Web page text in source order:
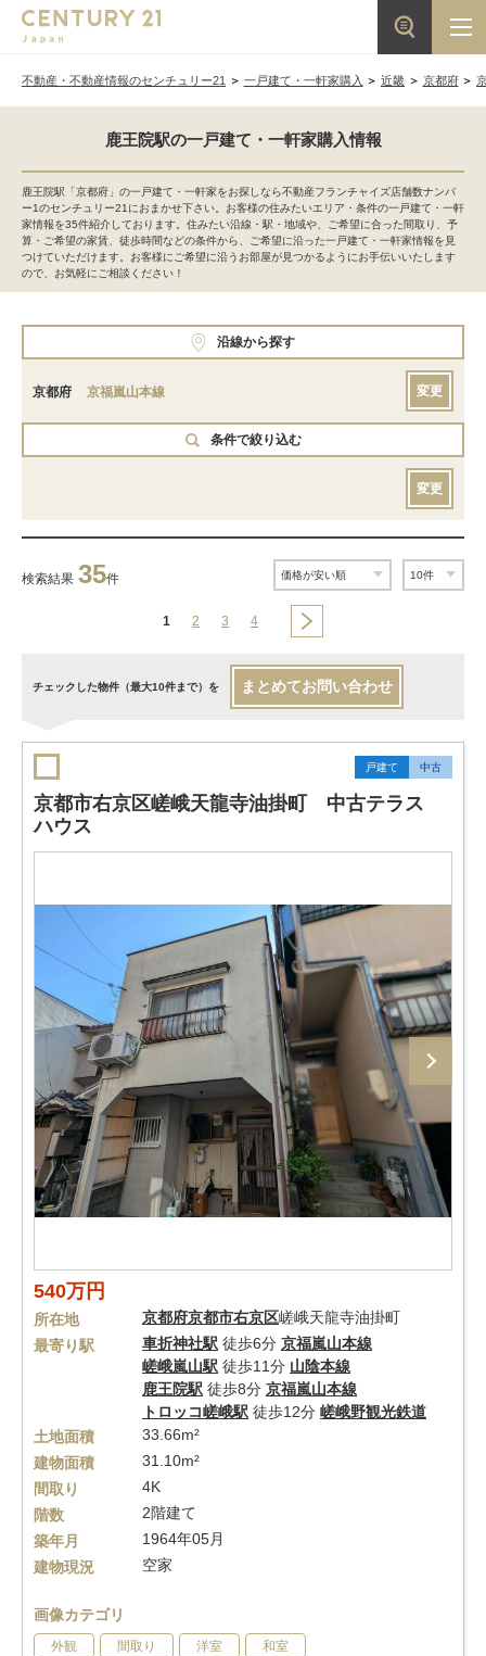
不動産・不動産情報のセンチュリー21 一戸建て・一軒家購入 近畿 京都府
鹿王院駅の一戸建て・一軒家購入情報
鹿王院駅「京都府」の一戸建て・一軒家をお探しなら不動産フランチャイズ店舗数ナンバ
ー1のセンチュリー21におまかせ下さい。お客様の住みたいエリア・条件の一戸建て・一軒
家情報を35件紹介しております。住みたい沿線・駅・地域や、ご希望に合った間取り、予
算・ご希望の家賃、徒歩時間などの条件から、ご希望に沿った一戸建て・一軒家情報を見
つけていただけます。お客様にご希望に沿うお部屋が見つかるようにお手伝いいたします
ので、お気軽にご相談ください！
沿線から探す
京都府 京福嵐山本線 変更
条件で絞り込む
変更
検索結果 35件
1 2 3 4
チェックした物件（最大10件まで）を まとめてお問い合わせ
戸建て 中古
京都市右京区嵯峨天龍寺油掛町 中古テラス
ハウス
540万円
所在地 京都府京都市右京区嵯峨天龍寺油掛町
最寄り駅
車折神社駅 徒歩6分 京福嵐山本線
嵯峨嵐山駅 徒歩11分 山陰本線
鹿王院駅 徒歩8分 京福嵐山本線
トロッコ嵯峨駅 徒歩12分 嵯峨野観光鉄道
土地面積
33.66m²
建物面積
31.10m²
間取り
4K
階数
2階建て
築年月
1964年05月
建物現況
空家
画像カテゴリ
外観 間取り 洋室 和室